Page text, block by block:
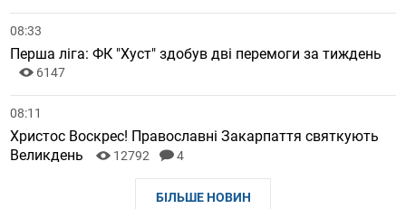
08:33
Перша ліга: ФК "Хуст" здобув дві перемоги за тиждень
6147
08:11
Христос Воскрес! Православні Закарпаття святкують
Великдень
12792 4
БІЛЬШЕ НОВИН